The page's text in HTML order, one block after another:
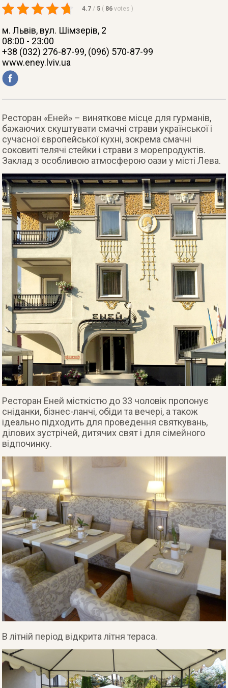
4.7 / 5 ( 86 votes )
м. Львів, вул. Шімзерів, 2
08:00 - 23:00
+38 (032) 276-87-99, (096) 570-87-99
www.eney.lviv.ua
Ресторан «Еней» – виняткове місце для гурманів,
бажаючих скуштувати смачні страви української і
сучасної європейської кухні, зокрема смачні
соковиті телячі стейки і страви з морепродуктів.
Заклад з особливою атмосферою оази у місті Лева.
Ресторан Еней місткістю до 33 чоловік пропонує
сніданки, бізнес-ланчі, обіди та вечері, а також
ідеально підходить для проведення святкувань,
ділових зустрічей, дитячих свят і для сімейного
відпочинку.
В літній період відкрита літня тераса.